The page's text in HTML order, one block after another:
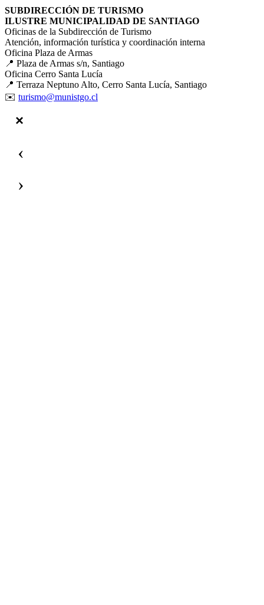
SUBDIRECCIÓN DE TURISMO
ILUSTRE MUNICIPALIDAD DE SANTIAGO
Oficinas de la Subdirección de Turismo
Atención, información turística y coordinación interna
Oficina Plaza de Armas
📍 Plaza de Armas s/n, Santiago
Oficina Cerro Santa Lucía
📍 Terraza Neptuno Alto, Cerro Santa Lucía, Santiago
✉️ turismo@munistgo.cl
‹
›